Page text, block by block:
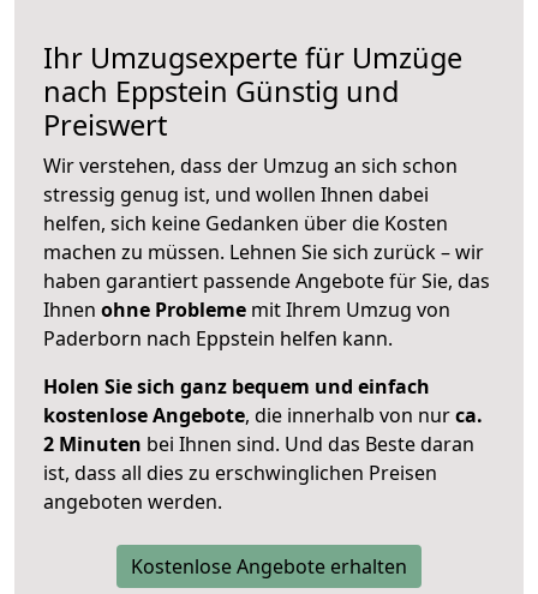
Ihr Umzugsexperte für Umzüge
nach Eppstein Günstig und
Preiswert
Wir verstehen, dass der Umzug an sich schon
stressig genug ist, und wollen Ihnen dabei
helfen, sich keine Gedanken über die Kosten
machen zu müssen. Lehnen Sie sich zurück – wir
haben garantiert passende Angebote für Sie, das
Ihnen ohne Probleme mit Ihrem Umzug von
Paderborn nach Eppstein helfen kann.
Holen Sie sich ganz bequem und einfach
kostenlose Angebote, die innerhalb von nurca.
2 Minuten bei Ihnen sind. Und das Beste daran
ist, dass all dies zu erschwinglichen Preisen
angeboten werden.
Kostenlose Angebote erhalten